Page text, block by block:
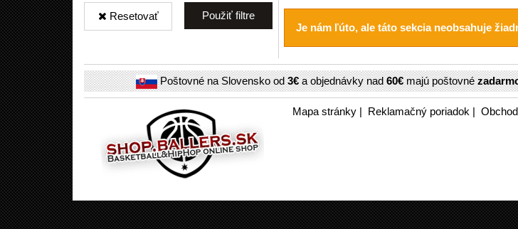
Použiť filtre
Resetovať
Je nám ľúto, ale táto sekcia neobsahuje
Poštovné na Slovensko od3€a objednávky nad60€majú poštovné
Mapa stránky| Reklamačný poriadok|